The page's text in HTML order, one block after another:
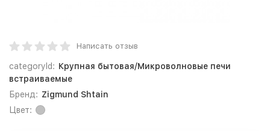
Написать отзыв
categoryId: Крупная бытовая/Микроволновые печи
встраиваемые
Бренд: Zigmund Shtain
Цвет: